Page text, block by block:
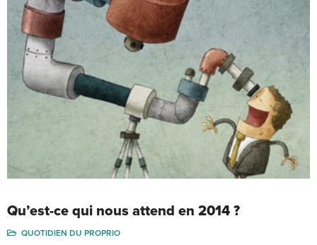
Qu’est-ce qui nous attend en 2014 ?
QUOTIDIEN DU PROPRIO